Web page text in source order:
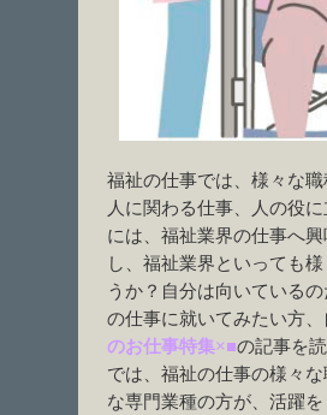
福祉の仕事では、様々な
人に関わる仕事、人の役
には、福祉業界の仕事へ
し、福祉業界といっても
うか？自分は向いている
の仕事に就いてみたい方
のお仕事特集×■の記事を
では、福祉の仕事の様々
な専門業種の方が、活躍